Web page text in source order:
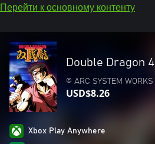
Перейти к основному контенту
Double Dragon 4
© ARC SYSTEM WORKS
USD$8.26
Xbox Play Anywhere